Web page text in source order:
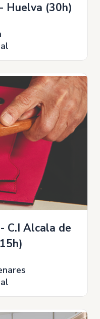
Huelva (30h)
C.I Alcala de